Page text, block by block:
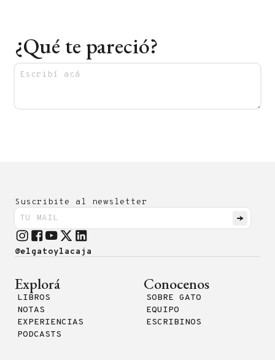
¿Qué te pareció?
Suscribite al newsletter
@elgatoylacaja
Explorá
LIBROS
NOTAS
EXPERIENCIAS
PODCASTS
Conocenos
SOBRE GATO
EQUIPO
ESCRIBINOS